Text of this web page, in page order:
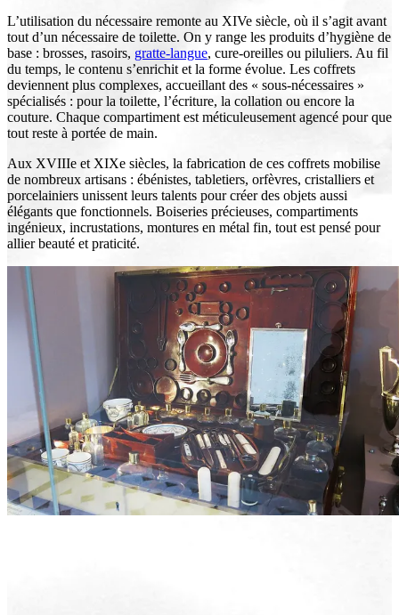
L’utilisation du nécessaire remonte au XIVe siècle, où il s’agit avant
tout d’un nécessaire de toilette. On y range les produits d’hygiène de
base : brosses, rasoirs, gratte-langue, cure-oreilles ou piluliers. Au fil
du temps, le contenu s’enrichit et la forme évolue. Les coffrets
deviennent plus complexes, accueillant des « sous-nécessaires »
spécialisés : pour la toilette, l’écriture, la collation ou encore la
couture. Chaque compartiment est méticuleusement agencé pour que
tout reste à portée de main.
Aux XVIIIe et XIXe siècles, la fabrication de ces coffrets mobilise
de nombreux artisans : ébénistes, tabletiers, orfèvres, cristalliers et
porcelainiers unissent leurs talents pour créer des objets aussi
élégants que fonctionnels. Boiseries précieuses, compartiments
ingénieux, incrustations, montures en métal fin, tout est pensé pour
allier beauté et praticité.